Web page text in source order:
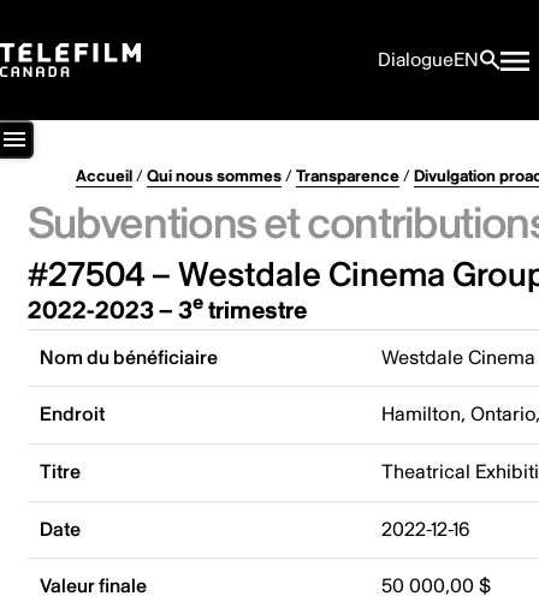
DialogueEN
Accueil/Qui nous sommes/Transparence/Divulgation
Subventions et
#27504 – Westdale Cinema
2022-2023 – 3etrimestre
Nom du bénéficiaire Westdale
Endroit Hamilton,
Titre Theatrical
Date 2022-12-16
Valeur finale 50 000,00 $